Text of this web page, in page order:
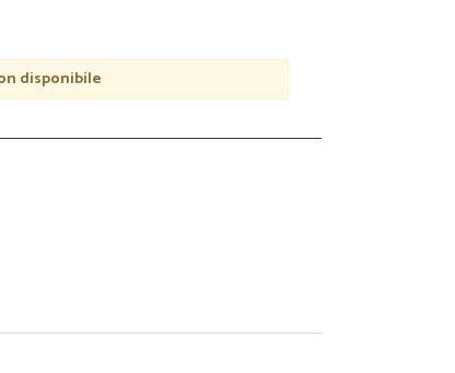
disponibile